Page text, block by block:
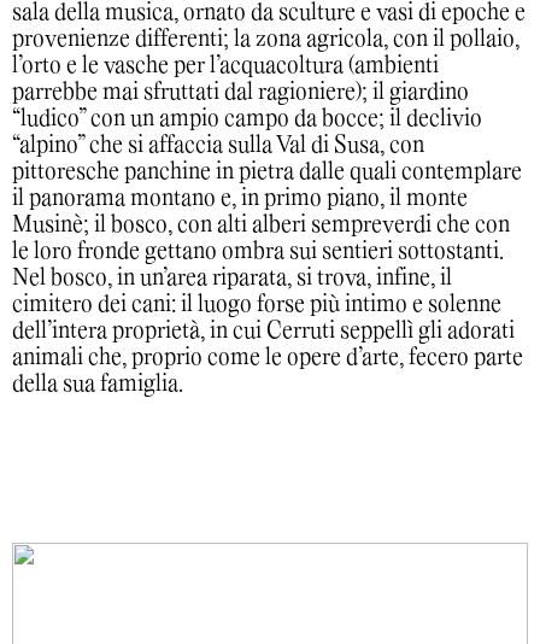
sala della musica, ornato da sculture e vasi di epoche e
provenienze differenti; la zona agricola, con il pollaio,
l’orto e le vasche per l’acquacoltura (ambienti
parrebbe mai sfruttati dal ragioniere); il giardino
“ludico” con un ampio campo da bocce; il declivio
“alpino” che si affaccia sulla Val di Susa, con
pittoresche panchine in pietra dalle quali contemplare
il panorama montano e, in primo piano, il monte
Musinè; il bosco, con alti alberi sempreverdi che con
le loro fronde gettano ombra sui sentieri sottostanti.
Nel bosco, in un’area riparata, si trova, infine, il
cimitero dei cani: il luogo forse più intimo e solenne
dell’intera proprietà, in cui Cerruti seppellì gli adorati
animali che, proprio come le opere d’arte, fecero parte
della sua famiglia.